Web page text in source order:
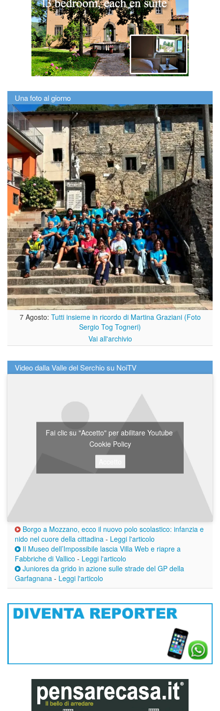
Una foto al giorno
7 Agosto: Tutti insieme in ricordo di Martina Graziani (Foto
Sergio Tog Togneri)
Vai all'archivio
Video dalla Valle del Serchio su NoiTV
Fai clic su "Accetto" per abilitare Youtube
Cookie Policy
Borgo a Mozzano, ecco il nuovo polo scolastico: infanzia e
nido nel cuore della cittadina - Leggi l'articolo
Il Museo dell’Impossibile lascia Villa Web e riapre a
Fabbriche di Vallico - Leggi l'articolo
Juniores da grido in azione sulle strade del GP della
Garfagnana - Leggi l'articolo